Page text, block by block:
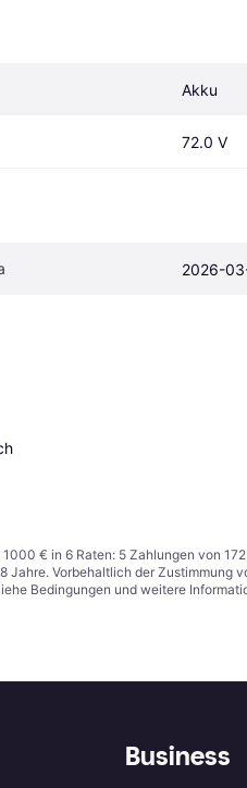
Akku
72.0 V
2026-
€ in 6 Raten: 5 Zahlungen von
Vorbehaltlich der
Bedingungen und weitere
Business